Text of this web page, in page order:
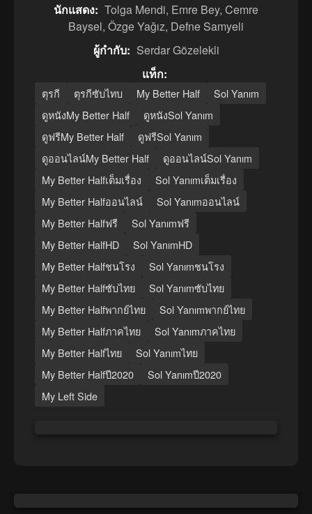
นักแสดง: Tolga Mendi, Emre Bey, Cemre
Baysel, Özge Yağız, Defne Samyeli
ผู้กำกับ: Serdar Gözelekli
แท็ก:
ตุรกี ตุรกีซับไทบ My Better Half
Sol Yanım
ดูหนังMy Better Half
ดูหนังSol Yanım
ดูฟรีMy Better Half
ดูฟรีSol Yanım
ดูออนไลน์My Better Half
ดูออนไลน์Sol Yanım
My Better Halfเต็มเรื่อง
Sol Yanımเต็มเรื่อง
My Better Halfออนไลน์
Sol Yanımออนไลน์
My Better Halfฟรี
Sol Yanımฟรี
My Better HalfHD
Sol YanımHD
My Better Halfชนโรง
Sol Yanımชนโรง
My Better Halfซับไทย
Sol Yanımซับไทย
My Better Halfพากย์ไทย
Sol Yanımพากย์ไทย
My Better Halfภาคไทย
Sol Yanımภาคไทย
My Better Halfไทย
Sol Yanımไทย
My Better Halfปี2020
Sol Yanımปี2020
My Left Side